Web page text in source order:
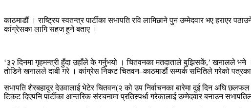
काठमाडौं । राष्ट्रिय स्वतन्त्र पार्टीका सभापति रवि लामिछाने पुन उम्मेदवार भए हराएर
कांग्रेसका लागि सहज हुने बताए ।
‘३२ दिनमा गृहमन्त्री हुँदा उहाँले के गर्नुभयो । चितवनका मतदाताले बुझिसकें,’ खनालले भने
तोडिने खनालले दाबी गरे । कांग्रेस निकट चितवन–काठमाडौं सम्पर्क समितिले गरेको
सभापति शेरबहादुर देउवालाई भेटेर चितवन(२ को उप निर्वाचनका बारेमा दुई दिन अघि
टिकट दिएपनि पार्टीका आन्तरिक संरचनामा प्रतिस्पर्धा गरेकालाई उम्मेदवार बनाउन